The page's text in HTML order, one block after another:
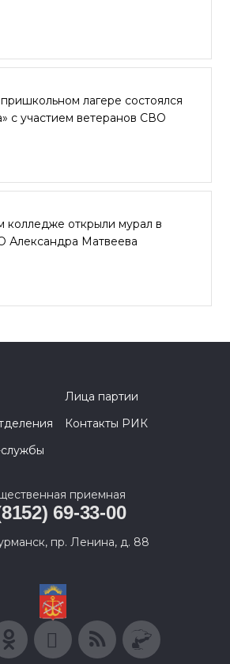
лагере состоялся
с участием ветеранов СВО
колледже открыли мурал в
Александра Матвеева
Лица партии
Контакты РИК
приемная
69-33-00
пр. Ленина, д. 88